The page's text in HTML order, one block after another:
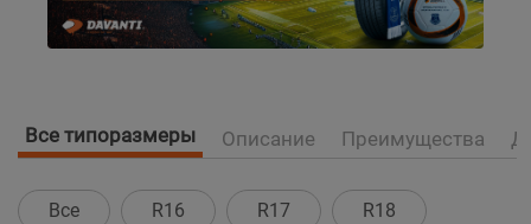
Все типоразмеры Описание Преимущества
Все R16 R17
R18